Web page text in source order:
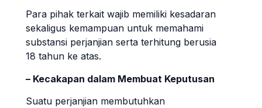
Para pihak terkait wajib memiliki kesadaran
sekaligus kemampuan untuk memahami
substansi perjanjian serta terhitung berusia
18 tahun ke atas.
– Kecakapan dalam Membuat Keputusan
Suatu perjanjian membutuhkan